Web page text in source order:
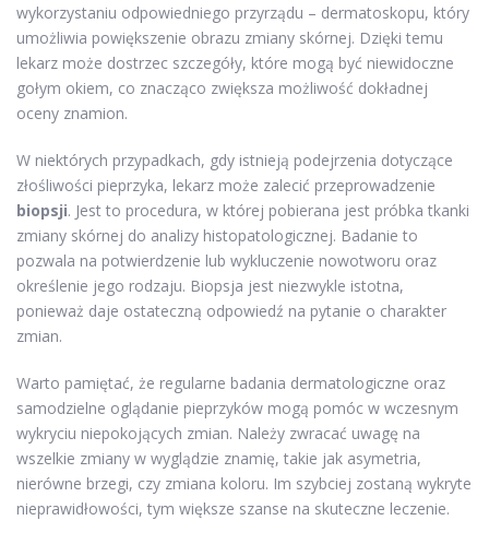
wykorzystaniu odpowiedniego przyrządu – dermatoskopu, który
umożliwia powiększenie obrazu zmiany skórnej. Dzięki temu
lekarz może dostrzec szczegóły, które mogą być niewidoczne
gołym okiem, co znacząco zwiększa możliwość dokładnej
oceny znamion.
W niektórych przypadkach, gdy istnieją podejrzenia dotyczące
złośliwości pieprzyka, lekarz może zalecić przeprowadzenie
biopsji. Jest to procedura, w której pobierana jest próbka tkanki
zmiany skórnej do analizy histopatologicznej. Badanie to
pozwala na potwierdzenie lub wykluczenie nowotworu oraz
określenie jego rodzaju. Biopsja jest niezwykle istotna,
ponieważ daje ostateczną odpowiedź na pytanie o charakter
zmian.
Warto pamiętać, że regularne badania dermatologiczne oraz
samodzielne oglądanie pieprzyków mogą pomóc w wczesnym
wykryciu niepokojących zmian. Należy zwracać uwagę na
wszelkie zmiany w wyglądzie znamię, takie jak asymetria,
nierówne brzegi, czy zmiana koloru. Im szybciej zostaną wykryte
nieprawidłowości, tym większe szanse na skuteczne leczenie.